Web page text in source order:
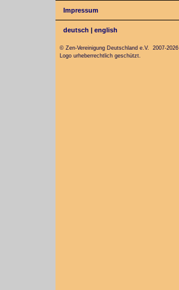
Impressum
deutsch |english
© Zen-Vereinigung Deutschland e.V. 2007-2026
Logo urheberrechtlich geschützt.